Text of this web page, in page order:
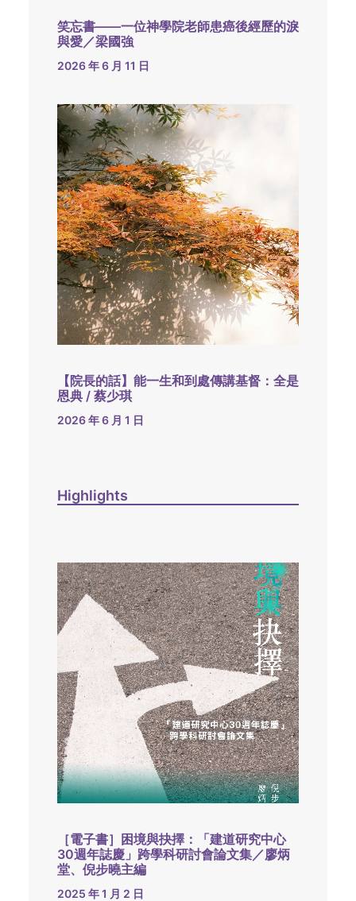
笑忘書——一位神學院老師患癌後經歷的淚
與愛／梁國強
2026 年 6 月 11 日
【院長的話】能一生和到處傳講基督：全是
恩典 / 蔡少琪
2026 年 6 月 1 日
Highlights
［電子書］困境與抉擇：「建道研究中心
30週年誌慶」跨學科研討會論文集／廖炳
堂、倪步曉主編
2025 年 1 月 2 日